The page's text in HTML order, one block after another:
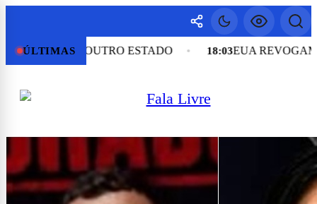
ÚLTIMAS
OUTRO ESTADO 18:03EUA REVOGAM VISTO DA